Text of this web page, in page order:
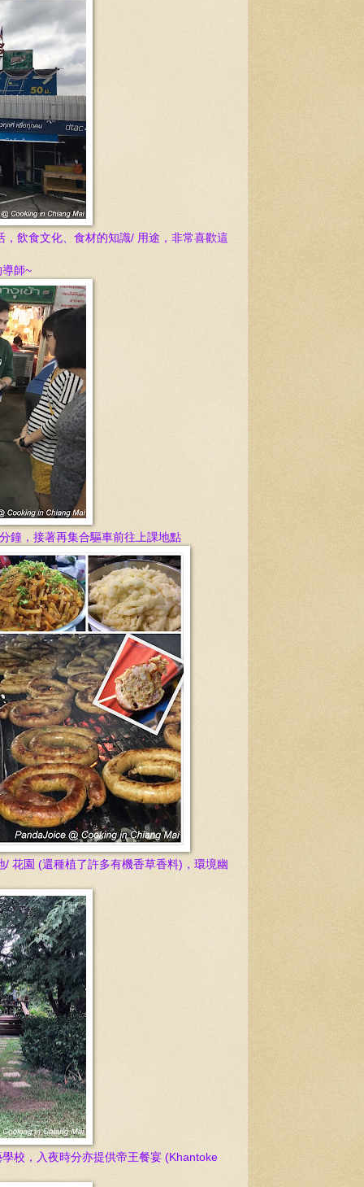
飲食文化、食材的知識/ 用途，非常喜歡這
師~
鐘 ，接著再集合驅車前往上課地點
花園 (還種植了許多有機香草香料)，環境幽
學校，入夜時分亦提供帝王餐宴 (Khantoke